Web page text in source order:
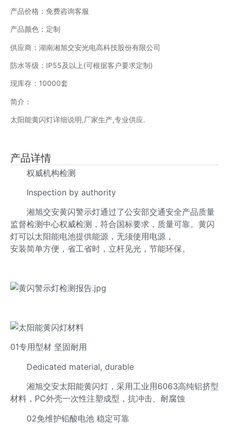
产品价格：免费咨询客服
产品颜色：定制
供应商：湖南湘旭交安光电高科技股份有限公司
防水等级：IP55及以上(可根据客户要求定制)
现库存：10000套
简介：
太阳能黄闪灯详细说明,厂家生产,专业供应.
产品详情
权威机构检测
Inspection by authority
湘旭交安黄闪警示灯通过了公安部交通安全产品质量
监督检测中心权威检测，符合国标要求，质量可靠。黄闪
灯可以太阳能电池提供能源，无须使用电源，
安装简单方便，省工省时，立杆见光，节能环保。
01专用型材 坚固耐用
Dedicated material, durable
湘旭交安太阳能黄闪灯，采用工业用6063高纯铝挤型
材料，PC外壳一次性注塑成型，抗冲击、耐腐蚀
02免维护铅酸电池 稳定可靠